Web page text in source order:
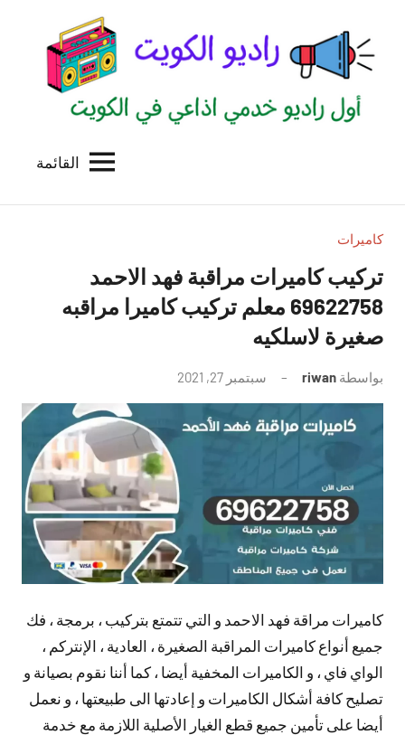
المحتوى
الكويت
للاعلانات
بالكويت
القائمة
كاميرات
تركيب كاميرات مراقبة فهد الاحمد
69622758 معلم تركيب كاميرا مراقبه
صغيرة لاسلكيه
بواسطة riwan سبتمبر 27, 2021
توجد
تعليقات
كاميرات مراقة فهد الاحمد و التي تتمتع بتركيب ، برمجة ، فك
جميع أنواع كاميرات المراقبة الصغيرة ، العادية ، الإنتركم ،
الواي فاي ، و الكاميرات المخفية أيضا ، كما أننا نقوم بصيانة و
تصليح كافة أشكال الكاميرات و إعادتها الى طبيعتها ، و نعمل
أيضا على تأمين جميع قطع الغيار الأصلية اللازمة مع خدمة